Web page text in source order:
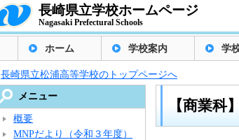
長崎県立学校ホームページ
Nagasaki Prefectural Schools
ホーム 学校案内 学
長崎県立松浦高等学校のトップページへ
【商業科
メニュー
概要
MNPだより（令和３年度）